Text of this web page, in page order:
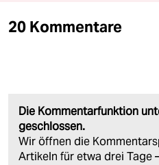
20 Kommentare
Die Kommentarfunktion
geschlossen.
Wir öffnen die
Artikeln für etwa drei Tage